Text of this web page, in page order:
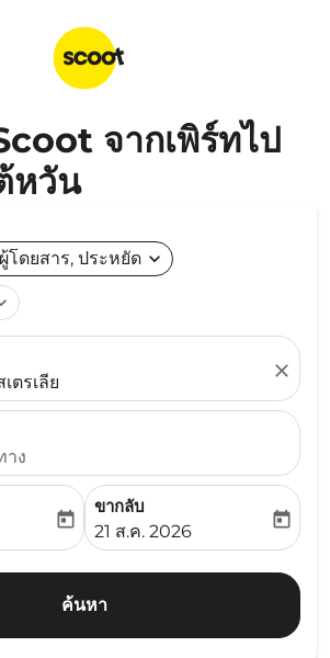
จากเพิร์ทไป
หวัน
โดยสาร, ประหยัด expand_more
ตรเลีย
close
าง
date-aria-label
today
ขากลับ
fc-booking-return-date-
21 ส.ค. 2026
today
ค้นหา